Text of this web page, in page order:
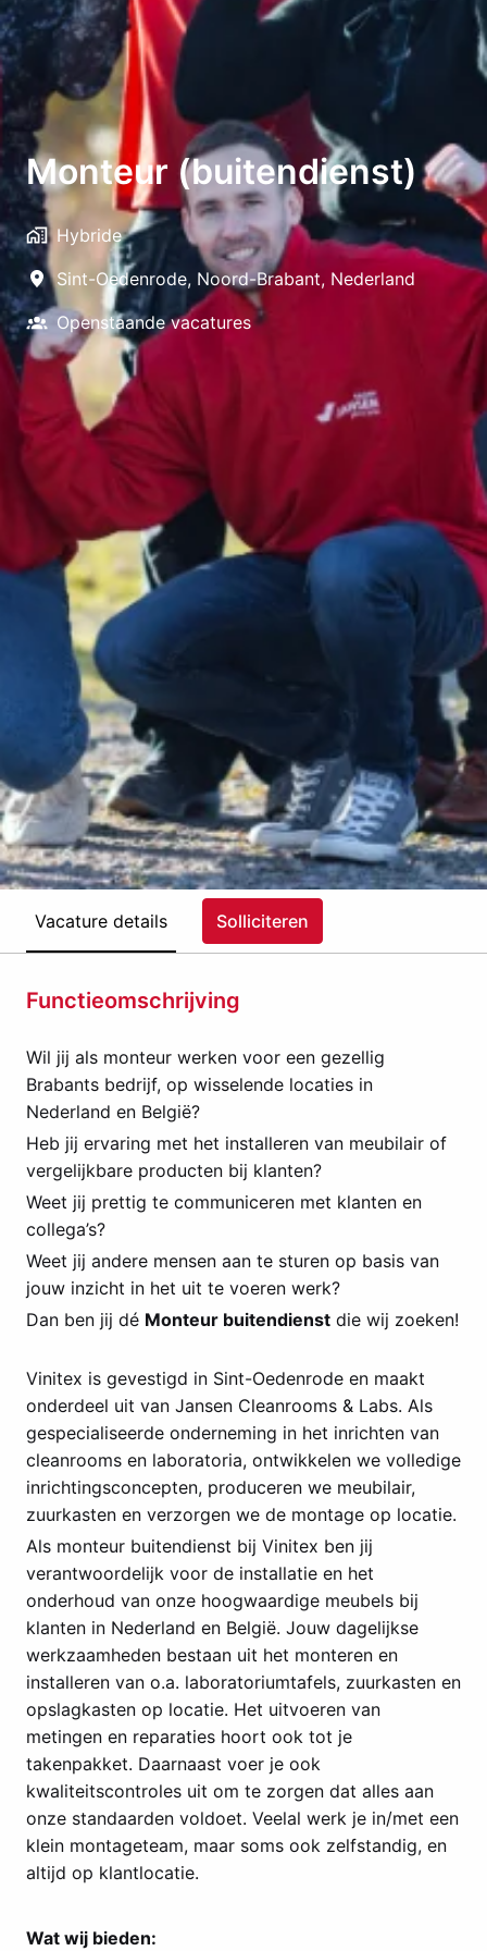
Monteur (buitendienst)
Hybride
Sint-Oedenrode, Noord-Brabant, Nederland
Openstaande vacatures
Vacature details Solliciteren
Functieomschrijving
Wil jij als monteur werken voor een gezellig
Brabants bedrijf, op wisselende locaties in
Nederland en België?
Heb jij ervaring met het installeren van meubilair of
vergelijkbare producten bij klanten?
Weet jij prettig te communiceren met klanten en
collega’s?
Weet jij andere mensen aan te sturen op basis van
jouw inzicht in het uit te voeren werk?
Dan ben jij dé Monteur buitendienst die wij zoeken!
Vinitex is gevestigd in Sint-Oedenrode en maakt
onderdeel uit van Jansen Cleanrooms & Labs. Als
gespecialiseerde onderneming in het inrichten van
cleanrooms en laboratoria, ontwikkelen we volledige
inrichtingsconcepten, produceren we meubilair,
zuurkasten en verzorgen we de montage op locatie.
Als monteur buitendienst bij Vinitex ben jij
verantwoordelijk voor de installatie en het
onderhoud van onze hoogwaardige meubels bij
klanten in Nederland en België. Jouw dagelijkse
werkzaamheden bestaan uit het monteren en
installeren van o.a. laboratoriumtafels, zuurkasten en
opslagkasten op locatie. Het uitvoeren van
metingen en reparaties hoort ook tot je
takenpakket. Daarnaast voer je ook
kwaliteitscontroles uit om te zorgen dat alles aan
onze standaarden voldoet. Veelal werk je in/met een
klein montageteam, maar soms ook zelfstandig, en
altijd op klantlocatie.
Wat wij bieden: